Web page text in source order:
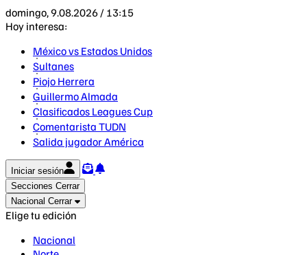
domingo, 9.08.2026 / 13:15
Hoy interesa:
México vs Estados Unidos
Sultanes
Piojo Herrera
Guillermo Almada
Clasificados Leagues Cup
Comentarista TUDN
Salida jugador América
Iniciar sesión
Secciones Cerrar
Nacional Cerrar
Elige tu edición
Nacional